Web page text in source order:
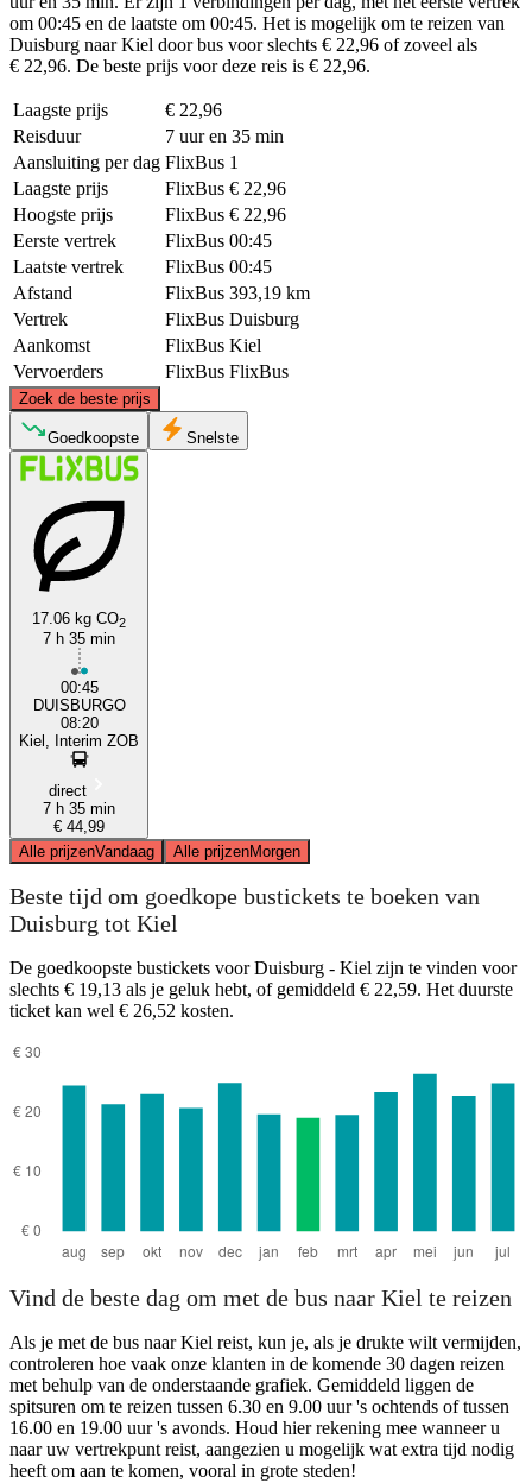
om 00:45 en de laatste om 00:45. Het is mogelijk om te reizen van
Duisburg naar Kiel door bus voor slechts € 22,96 of zoveel als
€ 22,96. De beste prijs voor deze reis is € 22,96.
Laagste prijs
€ 22,96
Reisduur
7 uur en 35 min
Aansluiting per dag FlixBus 1
Laagste prijs
FlixBus € 22,96
Hoogste prijs
FlixBus € 22,96
Eerste vertrek
FlixBus 00:45
Laatste vertrek
FlixBus 00:45
Afstand
FlixBus 393,19 km
Vertrek
FlixBus Duisburg
Aankomst
FlixBus Kiel
Vervoerders
FlixBus FlixBus
Zoek de beste prijs
©CARTO
Goedkoopste Snelste
17.06 kg CO2
7 h 35 min
00:45
DUISBURGO
08:20
Kiel, Interim ZOB
direct
7 h 35 min
€ 44,99
Alle prijzenVandaag Alle prijzenMorgen
Beste tijd om goedkope bustickets te boeken van
Duisburg tot Kiel
De goedkoopste bustickets voor Duisburg - Kiel zijn te vinden voor
slechts € 19,13 als je geluk hebt, of gemiddeld € 22,59. Het duurste
ticket kan wel € 26,52 kosten.
Vind de beste dag om met de bus naar Kiel te reizen
Als je met de bus naar Kiel reist, kun je, als je drukte wilt vermijden,
controleren hoe vaak onze klanten in de komende 30 dagen reizen
met behulp van de onderstaande grafiek. Gemiddeld liggen de
spitsuren om te reizen tussen 6.30 en 9.00 uur 's ochtends of tussen
16.00 en 19.00 uur 's avonds. Houd hier rekening mee wanneer u
naar uw vertrekpunt reist, aangezien u mogelijk wat extra tijd nodig
heeft om aan te komen, vooral in grote steden!